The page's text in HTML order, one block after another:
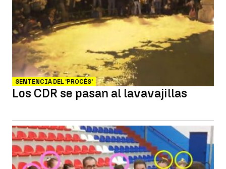
SENTENCIA DEL 'PROCÉS'
Los CDR se pasan al lavavajillas